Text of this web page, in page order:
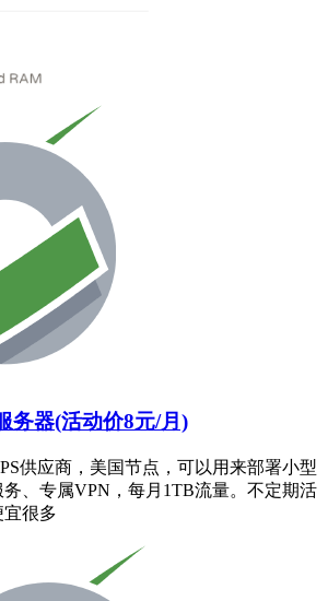
务器(活动价8元/月)
供应商，美国节点，可以用来部署小型
、专属VPN，每月1TB流量。不定期活
很多